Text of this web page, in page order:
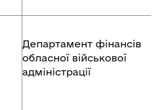
Департамент фінансів
обласної військової
адміністрації